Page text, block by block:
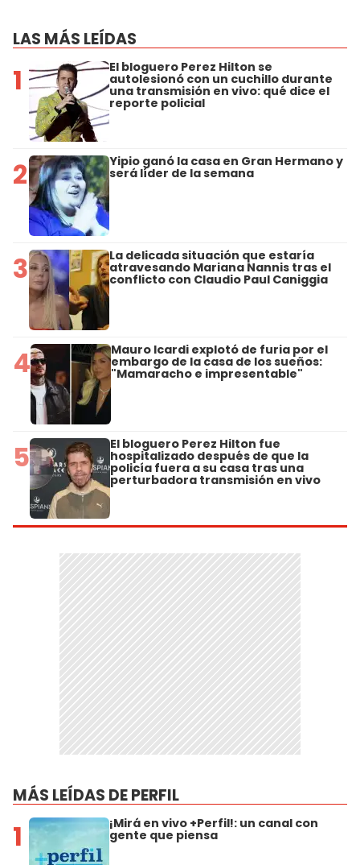
LAS MÁS LEÍDAS
1 El bloguero Perez Hilton se
autolesionó con un cuchillo durante
una transmisión en vivo: qué dice el
reporte policial
2 Yipio ganó la casa en Gran Hermano y
será líder de la semana
3 La delicada situación que estaría
atravesando Mariana Nannis tras el
conflicto con Claudio Paul Caniggia
4 Mauro Icardi explotó de furia por el
embargo de la casa de los sueños:
"Mamaracho e impresentable"
5 El bloguero Perez Hilton fue
hospitalizado después de que la
policía fuera a su casa tras una
perturbadora transmisión en vivo
MÁS LEÍDAS DE PERFIL
1 ¡Mirá en vivo +Perfil!: un canal con
gente que piensa